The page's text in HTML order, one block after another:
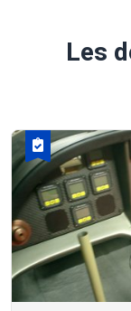
Les